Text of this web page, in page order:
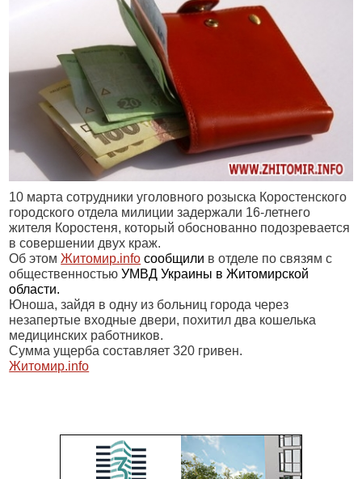
10 марта сотрудники уголовного розыска Коростенского
городского отдела милиции задержали 16-летнего
жителя Коростеня, который обоснованно подозревается
в совершении двух краж.
Об этомЖитомир.info сообщили в отделе по связям с
общественностьюУМВД Украины в Житомирской
области.
Юноша, зайдя в одну из больниц города через
незапертые входные двери, похитил два кошелька
медицинских работников.
Сумма ущерба составляет 320 гривен.
Житомир.info